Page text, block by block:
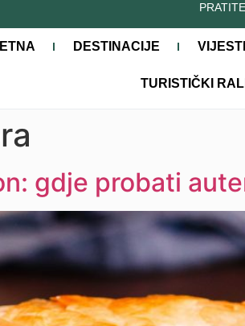
DESTINACIJE VIJESTI
TURISTIČKI
gdje probati